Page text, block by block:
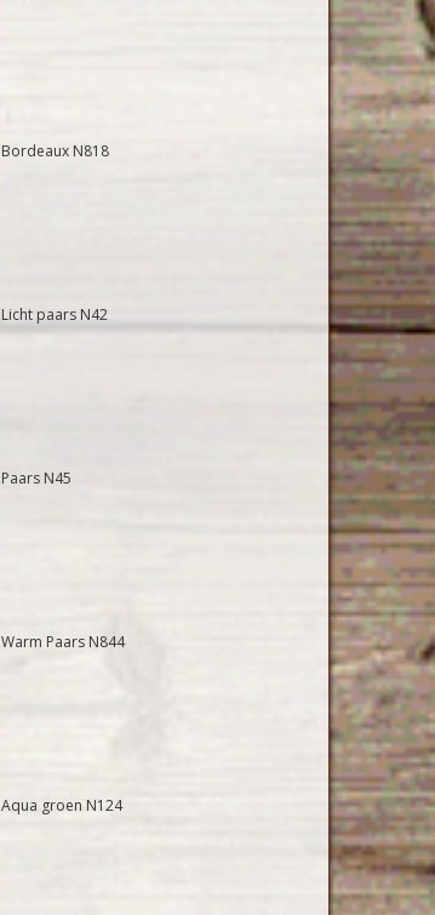
Bordeaux N818
Licht paars N42
Paars N45
Warm Paars N844
Aqua groen N124